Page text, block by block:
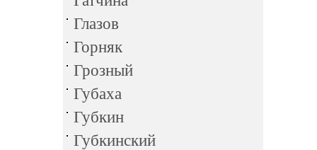
Глазов
Горняк
Грозный
Губаха
Губкин
Губкинский